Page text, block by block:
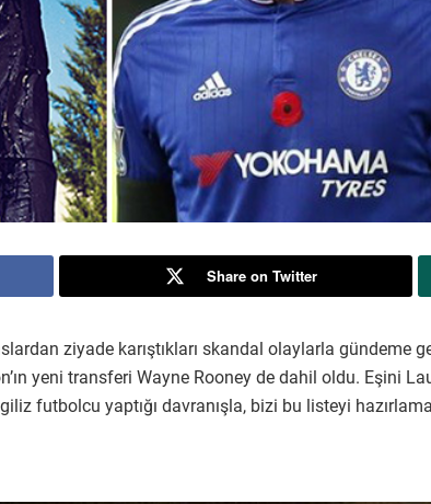
Share on Twitter
ziyade karıştıkları skandal olaylarla gündeme
yeni transferi Wayne Rooney de dahil oldu. Eşini
futbolcu yaptığı davranışla, bizi bu listeyi